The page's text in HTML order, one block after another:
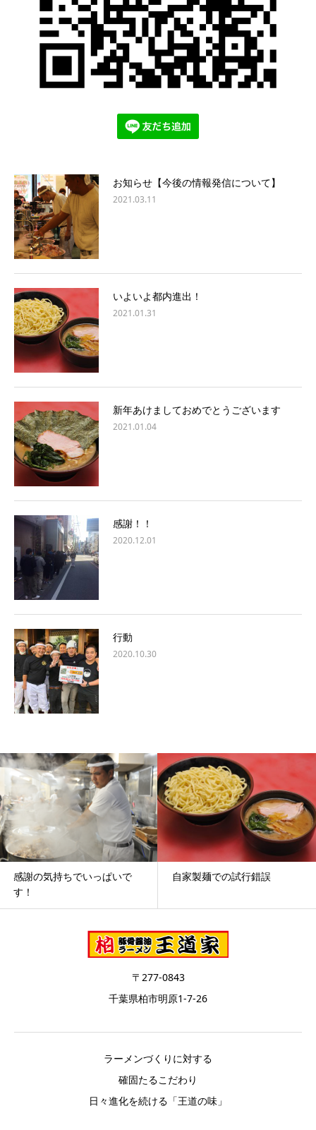
お知らせ【今後の情報発信について】
2021.03.11
いよいよ都内進出！
2021.01.31
新年あけましておめでとうございます
2021.01.04
感謝！！
2020.12.01
行動
2020.10.30
感謝の気持ちでいっぱいで
す！
自家製麺での試行錯誤
〒277-0843
千葉県柏市明原1-7-26
ラーメンづくりに対する
確固たるこだわり
日々進化を続ける「王道の味」